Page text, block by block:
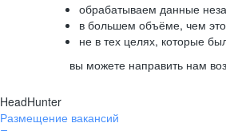
обрабатываем данные
в большем объёме, чем это
не в тех целях, которые
вы можете направить нам
HeadHunter
Размещение вакансий